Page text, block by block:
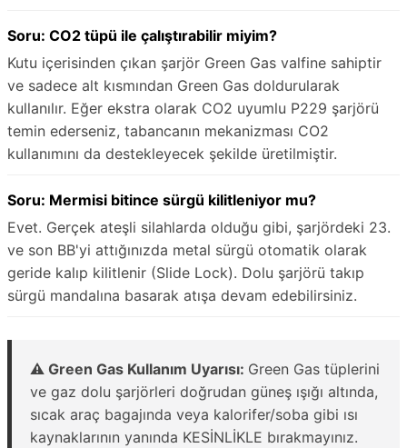
Soru: CO2 tüpü ile çalıştırabilir miyim?
Kutu içerisinden çıkan şarjör Green Gas valfine sahiptir
ve sadece alt kısmından Green Gas doldurularak
kullanılır. Eğer ekstra olarak CO2 uyumlu P229 şarjörü
temin ederseniz, tabancanın mekanizması CO2
kullanımını da destekleyecek şekilde üretilmiştir.
Soru: Mermisi bitince sürgü kilitleniyor mu?
Evet. Gerçek ateşli silahlarda olduğu gibi, şarjördeki 23.
ve son BB'yi attığınızda metal sürgü otomatik olarak
geride kalıp kilitlenir (Slide Lock). Dolu şarjörü takıp
sürgü mandalına basarak atışa devam edebilirsiniz.
⚠️ Green Gas Kullanım Uyarısı: Green Gas tüplerini
ve gaz dolu şarjörleri doğrudan güneş ışığı altında,
sıcak araç bagajında veya kalorifer/soba gibi ısı
kaynaklarının yanında KESİNLİKLE bırakmayınız.